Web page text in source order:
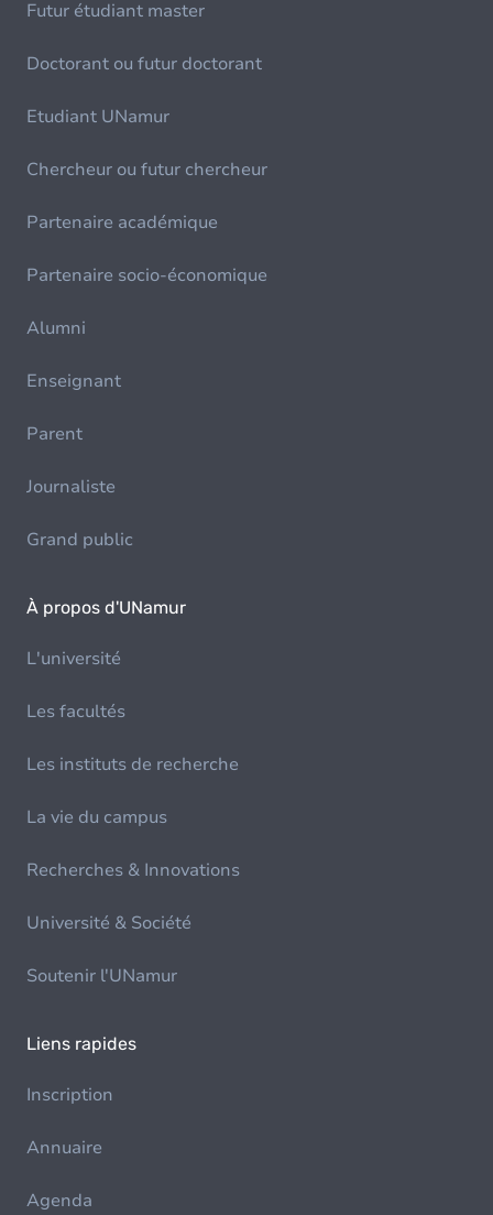
Futur étudiant master
Doctorant ou futur doctorant
Etudiant UNamur
Chercheur ou futur chercheur
Partenaire académique
Partenaire socio-économique
Alumni
Enseignant
Parent
Journaliste
Grand public
À propos d'UNamur
L'université
Les facultés
Les instituts de recherche
La vie du campus
Recherches & Innovations
Université & Société
Soutenir l'UNamur
Liens rapides
Inscription
Annuaire
Agenda